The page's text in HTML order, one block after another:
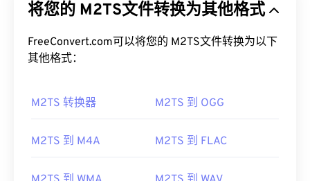
将您的 M2TS文件转换为其他格式
FreeConvert.com可以将您的 M2TS文件转换为以下
其他格式：
M2TS 转换器 M2TS 到 OGG
M2TS 到 M4A M2TS 到 FLAC